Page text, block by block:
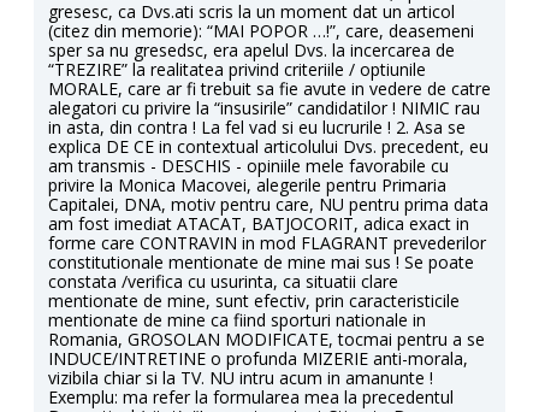
gresesc, ca Dvs.ati scris la un moment dat un articol
(citez din memorie): “MAI POPOR …!”, care, deasemeni
sper sa nu gresedsc, era apelul Dvs. la incercarea de
“TREZIRE” la realitatea privind criteriile / optiunile
MORALE, care ar fi trebuit sa fie avute in vedere de catre
alegatori cu privire la “insusirile” candidatilor ! NIMIC rau
in asta, din contra ! La fel vad si eu lucrurile ! 2. Asa se
explica DE CE in contextual articolului Dvs. precedent, eu
am transmis - DESCHIS - opiniile mele favorabile cu
privire la Monica Macovei, alegerile pentru Primaria
Capitalei, DNA, motiv pentru care, NU pentru prima data
am fost imediat ATACAT, BATJOCORIT, adica exact in
forme care CONTRAVIN in mod FLAGRANT prevederilor
constitutionale mentionate de mine mai sus ! Se poate
constata /verifica cu usurinta, ca situatii clare
mentionate de mine, sunt efectiv, prin caracteristicile
mentionate de mine ca fiind sporturi nationale in
Romania, GROSOLAN MODIFICATE, tocmai pentru a se
INDUCE/INTRETINE o profunda MIZERIE anti-morala,
vizibila chiar si la TV. NU intru acum in amanunte !
Exemplu: ma refer la formularea mea la precedentul